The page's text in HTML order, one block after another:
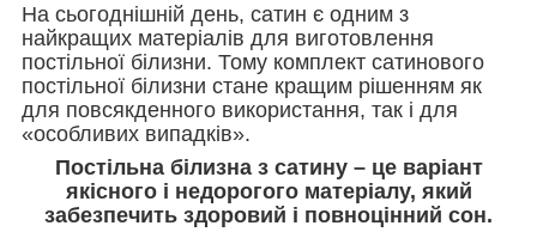
На сьогоднішній день, сатин є одним з
найкращих матеріалів для виготовлення
постільної білизни. Тому комплект сатинового
постільної білизни стане кращим рішенням як
для повсякденного використання, так і для
«особливих випадків».
Постільна білизна з сатину – це варіант
якісного і недорогого матеріалу, який
забезпечить здоровий і повноцінний сон.